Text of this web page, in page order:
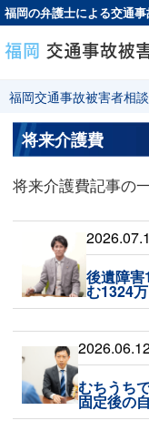
福岡の弁護士による交通
福岡交通事故被害者相
将来介護費
将来介護費記事の
後遺障
む1324
むちうち
固定後の